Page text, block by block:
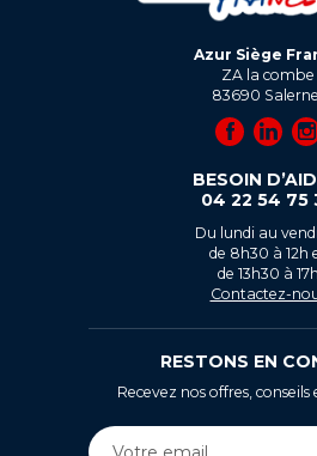
Azur Siège
ZA la combe
83690
BESOIN
04 22 54 75
Du lundi au
de 8h30 à 12h
de 13h30 à 17h
Contactez-
RESTONS EN
Recevez nos offres,